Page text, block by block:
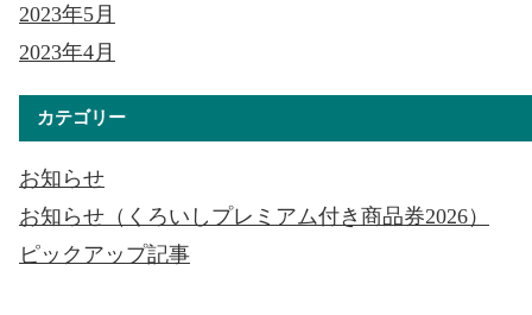
2023年5月
2023年4月
カテゴリー
お知らせ
お知らせ（くろいしプレミアム付き商品券2026）
ピックアップ記事